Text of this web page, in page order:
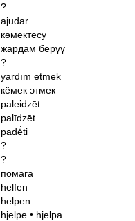
?
ajudar
көмектесу
жардам берүү
?
yardım etmek
кёмек этмек
paleidzēt
palīdzēt
padė́ti
?
?
помага
helfen
helpen
hjelpe •hjelpa